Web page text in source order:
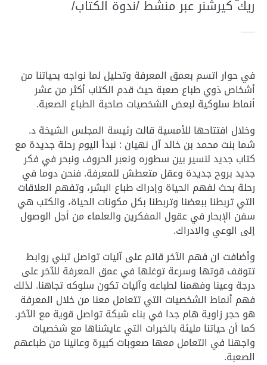
ريك كيرشنر عبر منشط /ندوة الكتاب/
في حوار اتسم بعمق المعرفة وتحليل لما نواجه بحياتنا من
أشخاص ذوي طباع صعبة حيث قدم الكتاب أكثر من عشر
أنماط سلوكية لبعض الشخصيات صاحبة الطباع الصعبة.
وخلال افتتاحها للأمسية قالت رئيسة المجلس الشيخة د.
شما بنت محمد بن خالد آل نهيان : نبدأ اليوم رحلة جديدة مع
كتاب جديد لنسير بين سطوره ونعبر الحروف ونبحر في فكر
جديد بروح جديدة وعقل متعطش للمعرفة. فنحن دوما في
رحلة بحث لفهم الحياة وإدراك طباع البشر، وتفهم العلاقات
التي تربطنا ببعضنا وتربطنا بكل مكونات الحياة، والكتب هي
سفن الإبحار في عقول المفكرين والعلماء من أجل الوصول
إلى الوعي والادراك.
وأضافت ان فهم الآخر قائم على آليات تواصل تبني روابط
تتوقف قوتها وسرعة توغلها في عمق المعرفة للآخر على
درجة وعينا وفهمنا لطباعه وآليات تكون سلوكه تجاهنا. لذلك
فهم أنماط الشخصيات التي تتعامل معنا من خلال المعرفة
هو حجر زاوية هام جدا في بناء شبكة تواصل قوية مع الآخر.
كما أن حياتنا مليئة بالخبرات التي عايشناها مع شخصيات
واجهنا في التعامل معها صعوبات كبيرة وعانينا من طباعهم
الصعبة.